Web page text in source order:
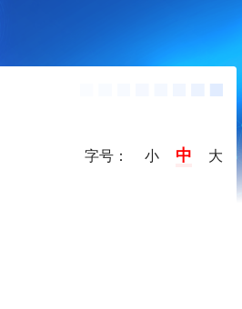
字号： 小 中 大